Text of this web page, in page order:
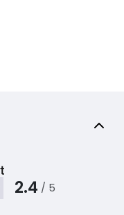
2.4 / 5